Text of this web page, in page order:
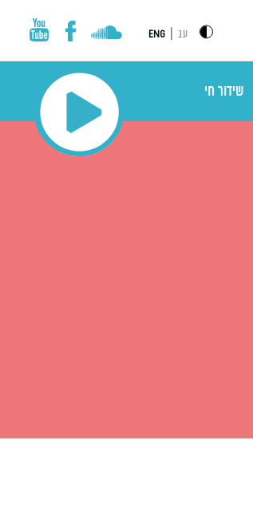
עב ENG
שידור חי